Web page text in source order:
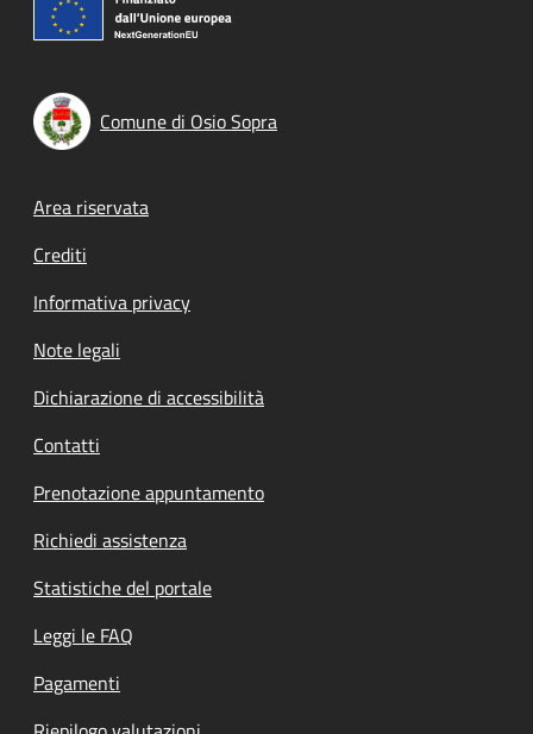
Comune di Osio Sopra
Footer menu
Area riservata
Crediti
Informativa privacy
Note legali
Dichiarazione di accessibilità
Contatti
Prenotazione appuntamento
Richiedi assistenza
Statistiche del portale
Leggi le FAQ
Pagamenti